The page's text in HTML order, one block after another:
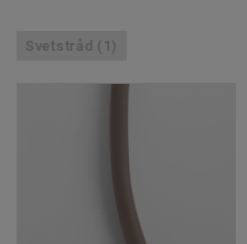
Svetstråd (1)